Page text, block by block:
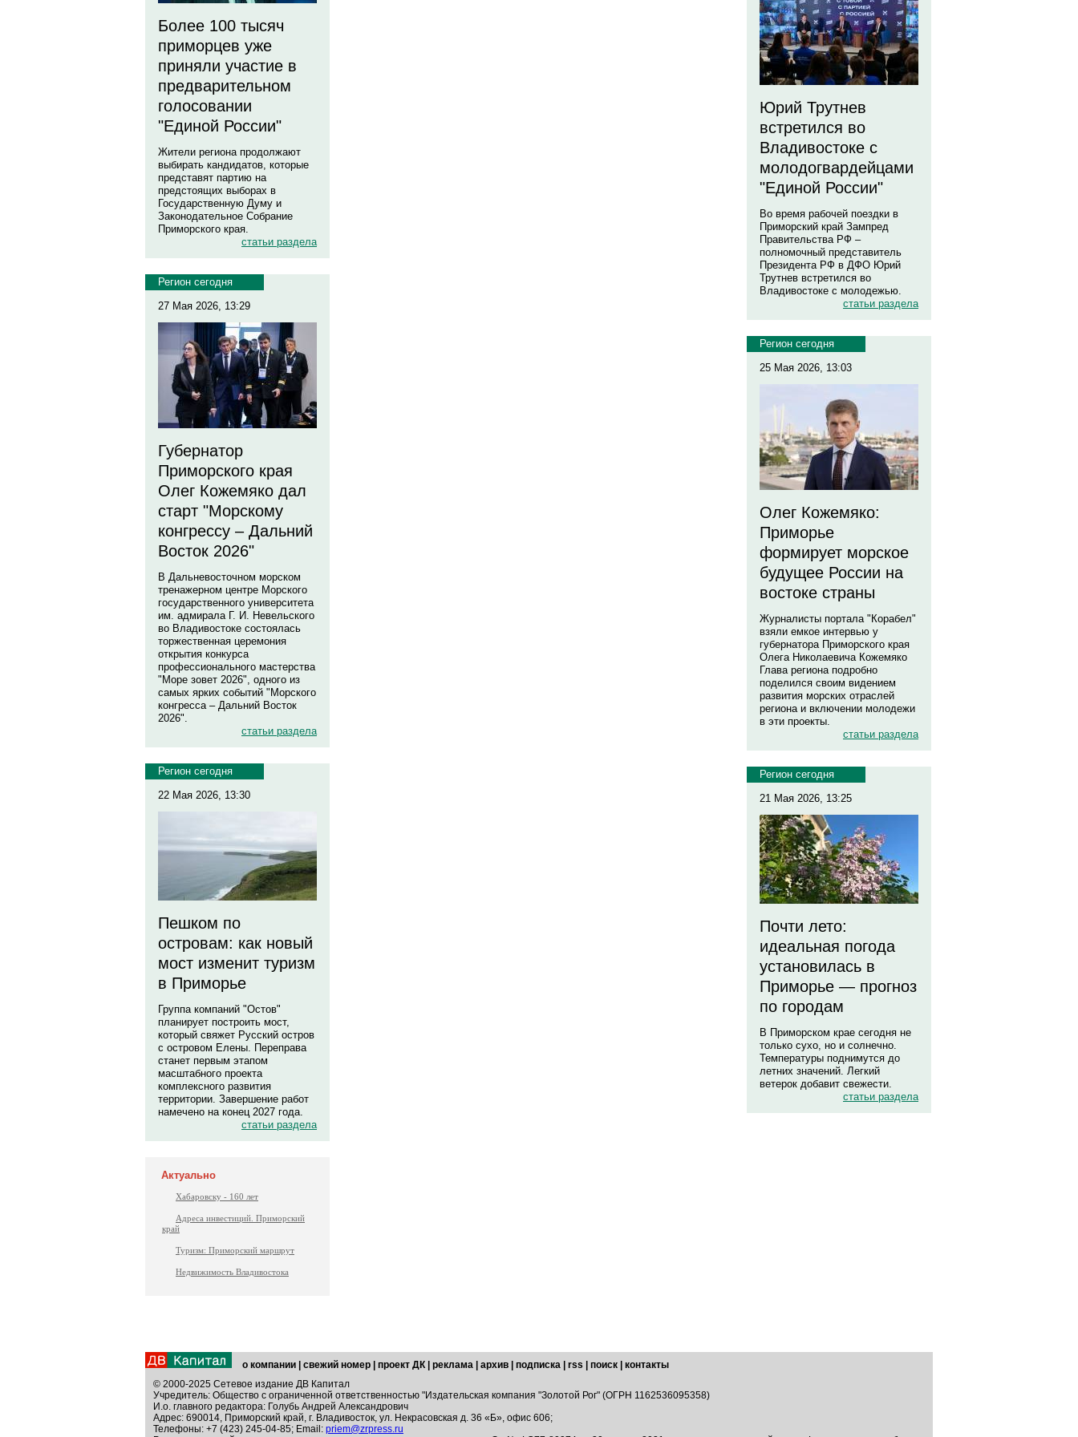
Более 100 тысяч
приморцев уже
приняли участие в
предварительном
голосовании
"Единой России"
Жители региона продолжают
выбирать кандидатов, которые
представят партию на
предстоящих выборах в
Государственную Думу и
Законодательное Собрание
Приморского края.
статьи раздела
Регион сегодня
27 Мая 2026, 13:29
Губернатор
Приморского края
Олег Кожемяко дал
старт "Морскому
конгрессу – Дальний
Восток 2026"
В Дальневосточном морском
тренажерном центре Морского
государственного университета
им. адмирала Г. И. Невельского
во Владивостоке состоялась
торжественная церемония
открытия конкурса
профессионального мастерства
"Море зовет 2026", одного из
самых ярких событий "Морского
конгресса – Дальний Восток
2026".
статьи раздела
Регион сегодня
22 Мая 2026, 13:30
Пешком по
островам: как новый
мост изменит туризм
в Приморье
Группа компаний "Остов"
планирует построить мост,
который свяжет Русский остров
с островом Елены. Переправа
станет первым этапом
масштабного проекта
комплексного развития
территории. Завершение работ
намечено на конец 2027 года.
статьи раздела
Актуально
Хабаровску - 160 лет
Адреса инвестиций. Приморский
край
Туризм: Приморский маршрут
Недвижимость Владивостока
Юрий Трутнев
встретился во
Владивостоке с
молодогвардейцами
"Единой России"
Во время рабочей поездки в
Приморский край Зампред
Правительства РФ –
полномочный представитель
Президента РФ в ДФО Юрий
Трутнев встретился во
Владивостоке с молодежью.
статьи раздела
Регион сегодня
25 Мая 2026, 13:03
Олег Кожемяко:
Приморье
формирует морское
будущее России на
востоке страны
Журналисты портала "Корабел"
взяли емкое интервью у
губернатора Приморского края
Олега Николаевича Кожемяко
Глава региона подробно
поделился своим видением
развития морских отраслей
региона и включении молодежи
в эти проекты.
статьи раздела
Регион сегодня
21 Мая 2026, 13:25
Почти лето:
идеальная погода
установилась в
Приморье — прогноз
по городам
В Приморском крае сегодня не
только сухо, но и солнечно.
Температуры поднимутся до
летних значений. Легкий
ветерок добавит свежести.
статьи раздела
о компании свежий номер проект ДК реклама архив подписка rss поиск
контакты
© 2000-2025 Сетевое издание ДВ Капитал
Учредитель: Общество с ограниченной ответственностью "Издательская компания "Золотой Рог" (ОГРН 1162536095358)
И.о. главного редактора: Голубь Андрей Александрович
Адрес: 690014, Приморский край, г. Владивосток, ул. Некрасовская д. 36 «Б», офис 606;
Телефоны: +7 (423) 245-04-85; Email: priem@zrpress.ru